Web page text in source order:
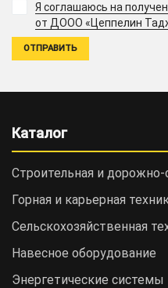
Я соглашаюсь на
от ДООО «Цеппелин
Каталог
Строительная и дорожно-
Горная и карьерная
Сельскохозяйственная
Навесное оборудование
Энергетические системы